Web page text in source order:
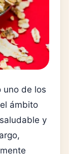
uno de los
ámbito
y